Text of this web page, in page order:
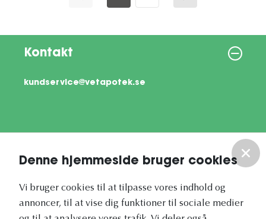
Denne hjemmeside bruger cookies
Vi bruger cookies til at tilpasse vores indhold og
annoncer, til at vise dig funktioner til sociale medier
Kontakt
kundservice@vetapotek.se
Vores nyhedsbrev